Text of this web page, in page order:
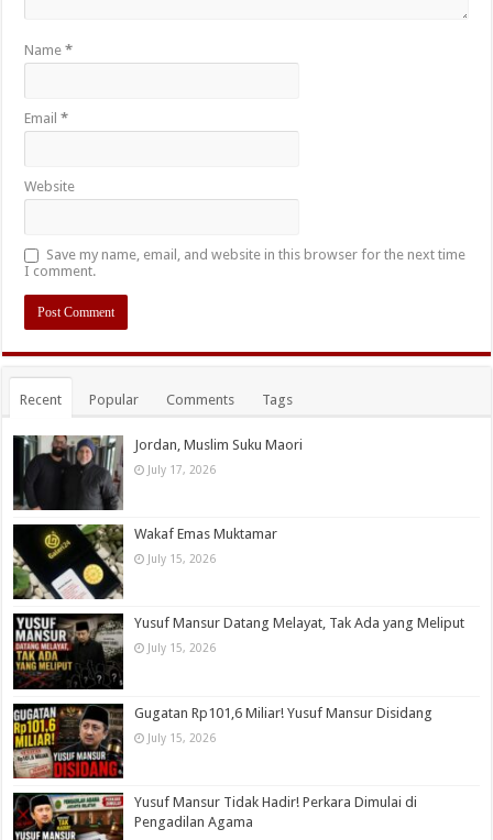
Name*
Email*
Website
Save my name, email, and website in this browser for the next time
I comment.
Recent Popular Comments Tags
Jordan, Muslim Suku Maori
July 17, 2026
Wakaf Emas Muktamar
July 15, 2026
Yusuf Mansur Datang Melayat, Tak Ada yang Meliput
July 15, 2026
Gugatan Rp101,6 Miliar! Yusuf Mansur Disidang
July 15, 2026
Yusuf Mansur Tidak Hadir! Perkara Dimulai di
Pengadilan Agama